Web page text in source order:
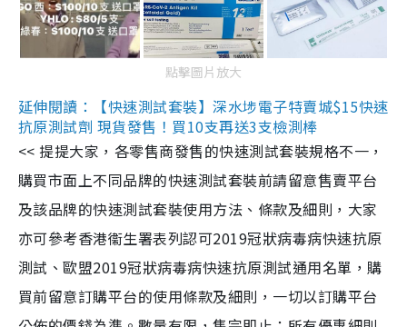
點擊圖片放大
延伸閱讀：【快速測試套裝】深水埗電子特賣城$15快速
抗原測試劑 現貨發售！買10支再送3支檢測棒
<< 提提大家，各零售商發售的快速測試套裝規格不一，
購買市面上不同品牌的快速測試套裝前請留意售賣平台
及該品牌的快速測試套裝使用方法、條款及細則，大家
亦可參考香港衞生署表列認可2019冠狀病毒病快速抗原
測試、歐盟2019冠狀病毒病快速抗原測試通用名單，購
買前留意訂購平台的使用條款及細則，一切以訂購平台